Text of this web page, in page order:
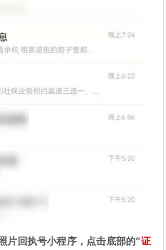
片回执号小程序，点击底部的“证